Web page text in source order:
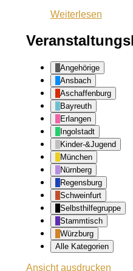
Weiterlesen
Angehörige
Ansbach
Aschaffenburg
Bayreuth
Erlangen
Ingolstadt
Kinder-&Jugend
München
Nürnberg
Regensburg
Schweinfurt
Selbsthilfegruppe
Stammtisch
Würzburg
Alle Kategorien
Ansichtausdrucken